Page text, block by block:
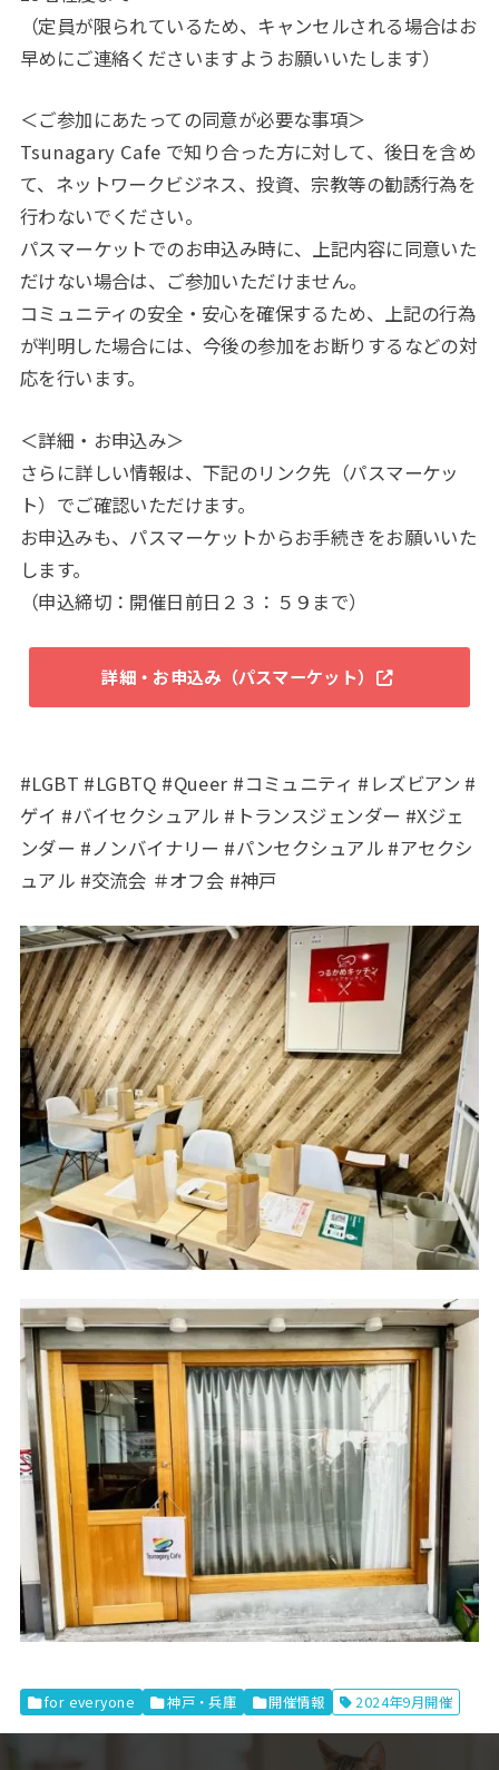
（定員が限られているため、キャンセルされる場合はお
早めにご連絡くださいますようお願いいたします）
＜ご参加にあたっての同意が必要な事項＞
Tsunagary Cafe で知り合った方に対して、後日を含め
て、ネットワークビジネス、投資、宗教等の勧誘行為を
行わないでください。
パスマーケットでのお申込み時に、上記内容に同意いた
だけない場合は、ご参加いただけません。
コミュニティの安全・安心を確保するため、上記の行為
が判明した場合には、今後の参加をお断りするなどの対
応を行います。
＜詳細・お申込み＞
さらに詳しい情報は、下記のリンク先（パスマーケッ
ト）でご確認いただけます。
お申込みも、パスマーケットからお手続きをお願いいた
します。
（申込締切：開催日前日２３：５９まで）
詳細・お申込み（パスマーケット）
#LGBT #LGBTQ #Queer #コミュニティ #レズビアン #
ゲイ #バイセクシュアル #トランスジェンダー #Xジェ
ンダー #ノンバイナリー #パンセクシュアル #アセクシ
ュアル #交流会 ＃オフ会 #神戸
for everyone 神戸・兵庫 開催情報 2024年9月開催